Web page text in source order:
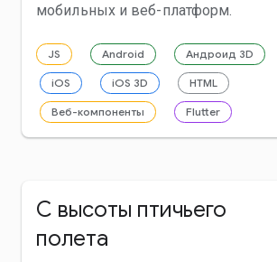
мобильных и веб-платформ.
JS Android Андроид 3D
iOS iOS 3D HTML
Веб-компоненты Flutter
С высоты птичьего
полета